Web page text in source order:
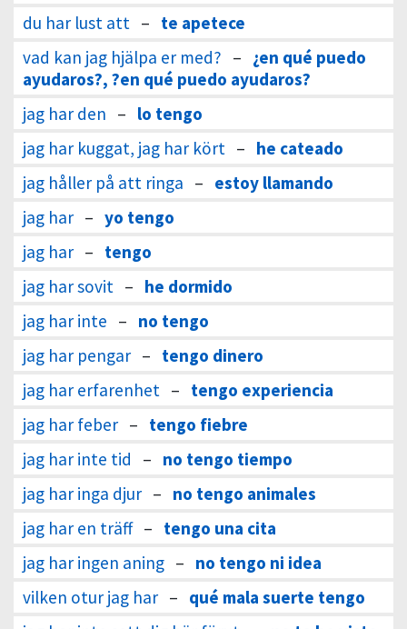
du har lust att – te apetece
vad kan jag hjälpa er med? – ¿en qué puedo
ayudaros?, ?en qué puedo ayudaros?
jag har den – lo tengo
jag har kuggat, jag har kört – he cateado
jag håller på att ringa – estoy llamando
jag har – yo tengo
jag har – tengo
jag har sovit – he dormido
jag har inte – no tengo
jag har pengar – tengo dinero
jag har erfarenhet – tengo experiencia
jag har feber – tengo fiebre
jag har inte tid
– no tengo tiempo
jag har inga djur – no tengo animales
jag har en träff – tengo una cita
jag har ingen aning – no tengo ni idea
vilken otur jag har – qué mala suerte tengo